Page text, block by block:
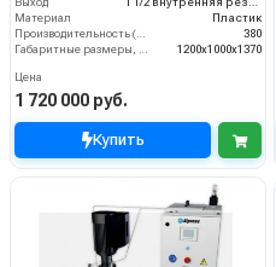
Выход
1 1/2 внутренняя резьба
Материал
Пластик
Производительность (л/мин)
380
Габаритные размеры, мм
1200x1000x1370
Цена
1 720 000 руб.
Купить